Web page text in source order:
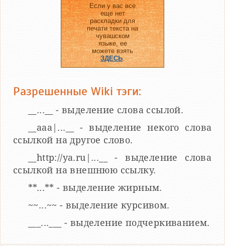
Если у вас все
еще нет
раскладки для
печати текста на
чувашском
языке, ее
можете взять
ЗДЕСЬ.
Разрешенные Wiki тэги:
__...__ - выделение слова ссылой.
__aaa|...__ - выделение некого слова
ссылкой на другое слово.
__http://ya.ru|...__ - выделение слова
ссылкой на внешнюю ссылку.
**...** - выделение жирным.
~~...~~ - выделение курсивом.
___...___ - выделение подчеркиванием.